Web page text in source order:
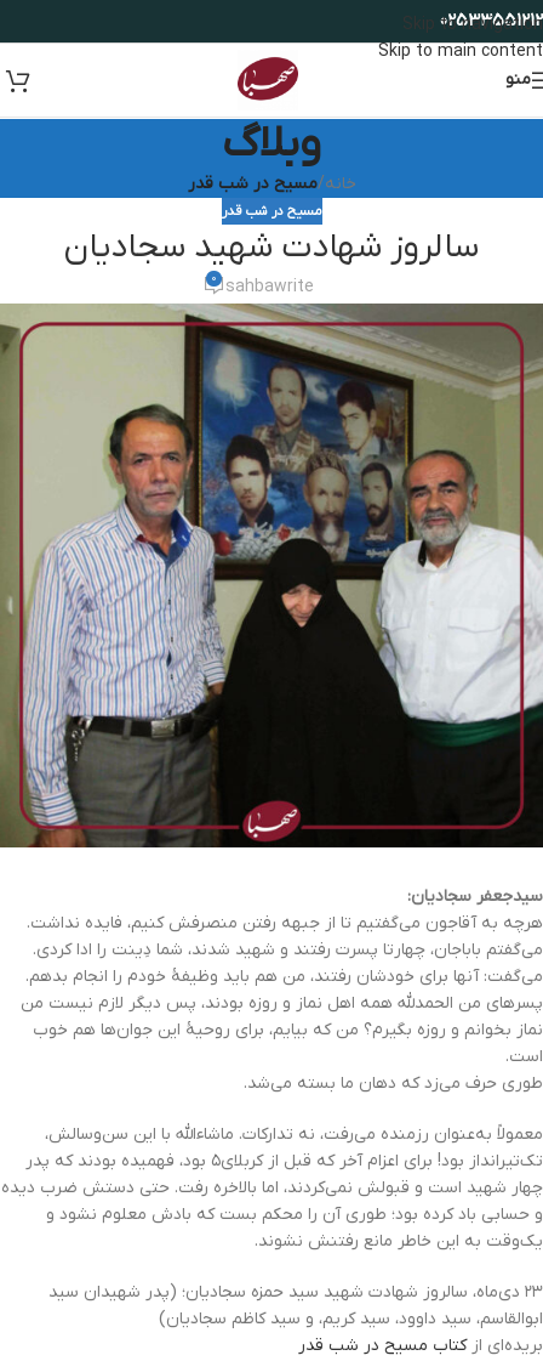
Skip to navigation
Skip to main content
02533551212
منو
وبلاگ
خانه/مسیح در شب قدر
مسیح در شب قدر
سالروز شهادت شهید سجادیان
sahbawrite
0
سیدجعفر سجادیان:
هرچه به آقاجون می‌گفتیم تا از جبهه رفتن منصرفش کنیم، فایده نداشت.
می‌گفتم باباجان، چهارتا پسرت رفتند و شهید شدند، شما دِینت را ادا کردی.
می‌گفت: آنها برای خودشان رفتند، من هم باید وظیفۀ خودم را انجام بدهم.
پسرهای من الحمدلله همه اهل نماز و روزه بودند، پس دیگر لازم نیست من
نماز بخوانم و روزه بگیرم؟ من که بیایم، برای روحیۀ این جوان‌ها هم خوب
است.
طوری حرف می‌زد که دهان ما بسته می‌شد.
معمولاً به‌عنوان رزمنده می‌رفت، نه تدارکات. ماشاءالله با این سن‌وسالش،
تک‌تیرانداز بود! برای اعزام آخر که قبل از کربلای۵ بود، فهمیده بودند که پدر
چهار شهید است و قبولش نمی‌کردند، اما بالاخره رفت. حتی دستش ضرب دیده
و حسابی باد کرده بود؛ طوری آن را محکم بست که بادش معلوم نشود و
یک‌وقت به این ‌خاطر مانع رفتنش نشوند.
۲۳ دی‌ماه، سالروز شهادت شهید سید حمزه سجادیان؛ (پدر شهیدان سید
ابوالقاسم، سید داوود، سید کریم، و سید کاظم سجادیان)
بریده‌ای ازکتاب مسیح در شب قدر